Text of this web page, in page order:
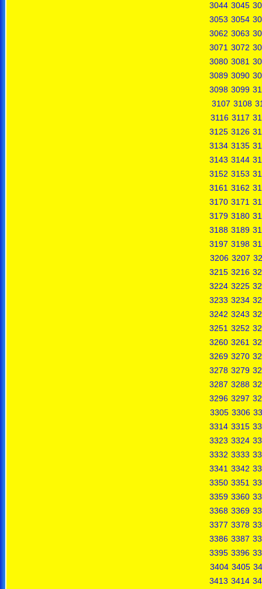
3044 3045
3053 3054
3062 3063
3071 3072
3080 3081
3089 3090
3098 3099
3107 3108
3116 3117
3125 3126
3134 3135
3143 3144
3152 3153
3161 3162
3170 3171
3179 3180
3188 3189
3197 3198
3206 3207
3215 3216
3224 3225
3233 3234
3242 3243
3251 3252
3260 3261
3269 3270
3278 3279
3287 3288
3296 3297
3305 3306
3314 3315
3323 3324
3332 3333
3341 3342
3350 3351
3359 3360
3368 3369
3377 3378
3386 3387
3395 3396
3404 3405
3413 3414